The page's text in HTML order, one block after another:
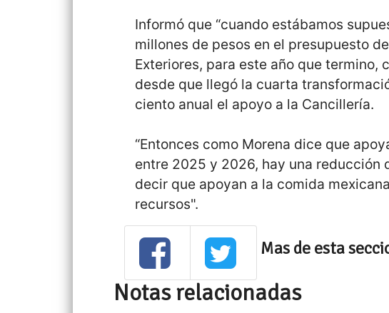
Informó que “cuando estábamos
millones de pesos en el presupuesto
Exteriores, para este año que termino,
desde que llegó la cuarta
ciento anual el apoyo a la Cancillería.
“Entonces como Morena dice que
entre 2025 y 2026, hay una reducción
decir que apoyan a la comida
recursos".
Mas de esta
Notas relacionadas